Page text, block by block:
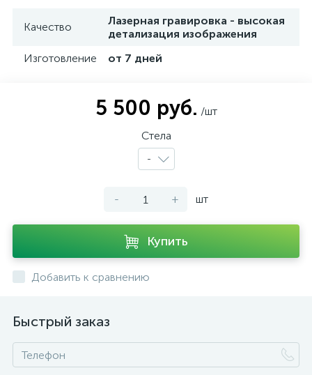
Качество
Лазерная гравировка - высокая
детализация изображения
Изготовление
от 7 дней
5 500 руб. /шт
Стела
-
- + шт
Купить
Добавить к сравнению
Быстрый заказ